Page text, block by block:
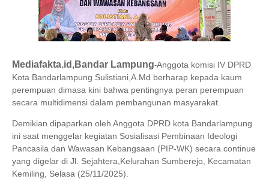
Mediafakta.id,Bandar Lampung-Anggota komisi IV DPRD
Kota Bandarlampung Sulistiani,A.Md berharap kepada kaum
perempuan dimasa kini bahwa pentingnya peran perempuan
secara multidimensi dalam pembangunan masyarakat.
Demikian dipaparkan oleh Anggota DPRD kota Bandarlampung
ini saat menggelar kegiatan Sosialisasi Pembinaan Ideologi
Pancasila dan Wawasan Kebangsaan (PIP-WK) secara continue
yang digelar di Jl. Sejahtera,Kelurahan Sumberejo, Kecamatan
Kemiling, Selasa (25/11/2025).